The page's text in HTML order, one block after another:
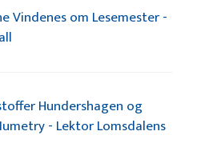
Vindenes om Lesemester -
Hundershagen og
- Lektor Lomsdalens